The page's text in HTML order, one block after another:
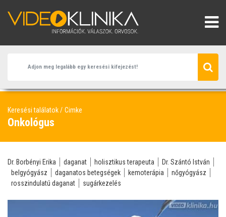
Keresési találatok Cimke
Onkológus
Dr. Borbényi Erika daganat holisztikus terapeuta
Dr. Szántó István
belgyógyász
daganatos betegségek kemoterápia
nőgyógyász
rosszindulatú daganat
sugárkezelés